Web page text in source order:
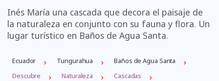
Inés María una cascada que decora el paisaje de
la naturaleza en conjunto con su fauna y flora. Un
lugar turístico en Baños de Agua Santa.
Ecuador Tungurahua
Baños de Agua Santa
Descubre
Naturaleza Cascadas